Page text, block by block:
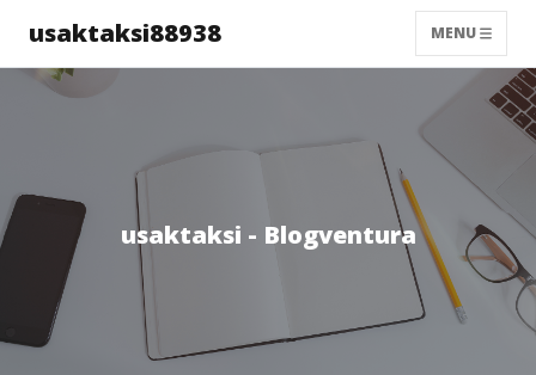
usaktaksi88938 MENU
usaktaksi - Blogventura